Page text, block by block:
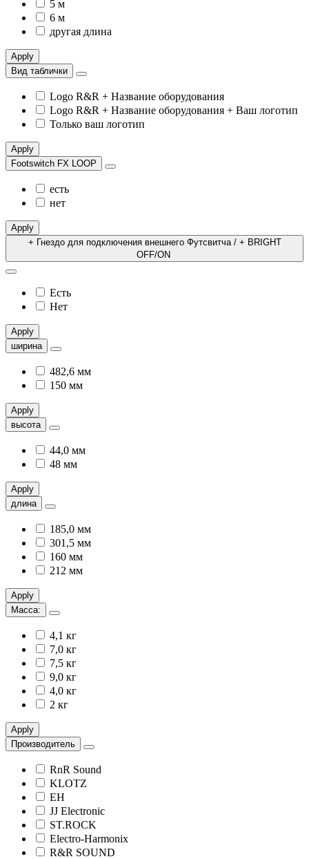
5 м
6 м
другая длина
Apply
Вид таблички
Logo R&R + Название оборудования
Logo R&R + Название оборудования + Ваш логотип
Только ваш логотип
Apply
Footswitch FX LOOP
есть
нет
Apply
+ Гнездо для подключения внешнего Футсвитча / + BRIGHT
OFF/ON
Есть
Нет
Apply
ширина
482,6 мм
150 мм
Apply
высота
44,0 мм
48 мм
Apply
длина
185,0 мм
301,5 мм
160 мм
212 мм
Apply
Масса:
4,1 кг
7,0 кг
7,5 кг
9,0 кг
4,0 кг
2 кг
Apply
Производитель
RnR Sound
KLOTZ
EH
JJ Electronic
ST.ROCK
Electro-Harmonix
R&R SOUND